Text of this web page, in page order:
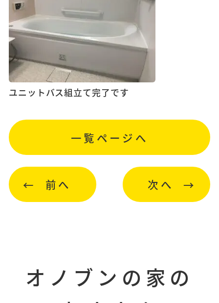
ユニットバス組立て完了です
前へ
一覧ページへ
次へ
オノブンの家の